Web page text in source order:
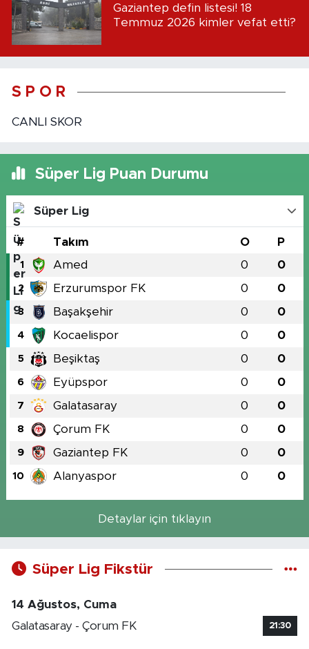
Gaziantep defin listesi! 18
Temmuz 2026 kimler vefat etti?
S P O R
CANLI SKOR
Süper Lig Puan Durumu
Süper Lig
# Takım O P
1 Amed 0 0
2 Erzurumspor FK 0 0
3 Başakşehir 0 0
4 Kocaelispor 0 0
5 Beşiktaş 0 0
6 Eyüpspor 0 0
7 Galatasaray 0 0
8 Çorum FK 0 0
9 Gaziantep FK 0 0
10 Alanyaspor 0 0
Detaylar için tıklayın
Süper Lig Fikstür
14 Ağustos, Cuma
Galatasaray - Çorum FK
21:30